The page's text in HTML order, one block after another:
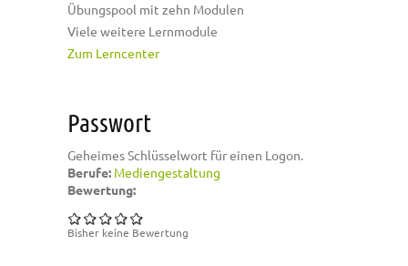
Übungspool mit zehn Modulen
Viele weitere Lernmodule
Zum Lerncenter
Passwort
Geheimes Schlüsselwort für einen Logon.
Berufe: Mediengestaltung
Bewertung:
Bisher keine Bewertung